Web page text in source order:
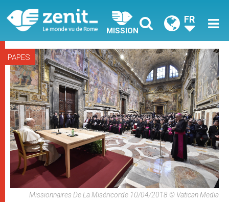
MISSION
FR
PAPES
Missionnaires De La Miséricorde 10/04/2018 © Vatican Media